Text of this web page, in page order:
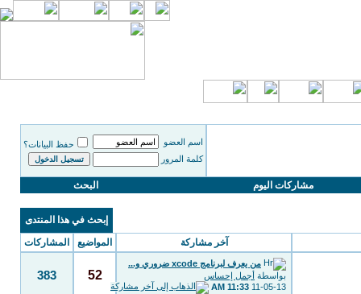
اسم العضو
حفظ البيانات؟
كلمة المرور
مشاركات اليوم البحث
إبحث في هذا المنتدى
آخر مشاركة
المواضيع المشاركات
من يعرف لبرنامج xcode ضروري و...
بواسطة أجمل إحساس
11-05-13
11:33 AM
52
383